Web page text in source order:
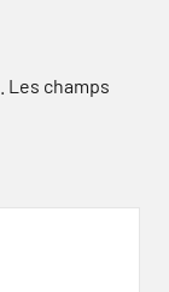
Les champs